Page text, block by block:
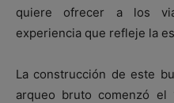
quiere ofrecer a los
experiencia que refleje la
La construcción de este
arqueo bruto comenzó